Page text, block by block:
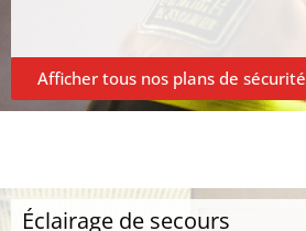
Afficher tous nos plans de sécurité
Éclairage de secours